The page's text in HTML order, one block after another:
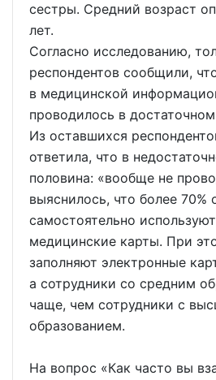
сестры. Средний возраст
лет.
Согласно исследованию,
респондентов сообщили,
в медицинской
проводилось в
Из оставшихся
ответила, что в
половина: «вообще не
выяснилось, что более 70%
самостоятельно
медицинские карты. При
заполняют электронные
а сотрудники со средним
чаще, чем сотрудники с
образованием.
На вопрос «Как часто вы